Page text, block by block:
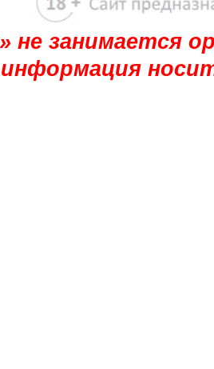
не занимается